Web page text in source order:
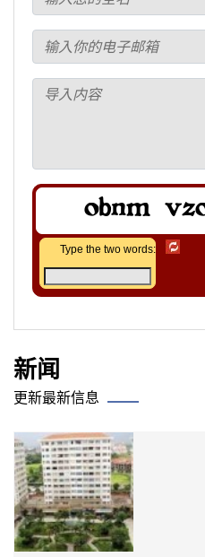
Type the two words:
新闻
更新最新信息